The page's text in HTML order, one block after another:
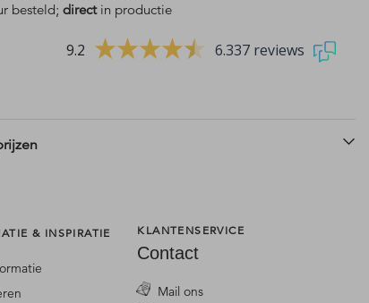
besteld; directin productie
9.2 6.337 reviews
& INSPIRATIE KLANTENSERVICE
Contact
Mail ons